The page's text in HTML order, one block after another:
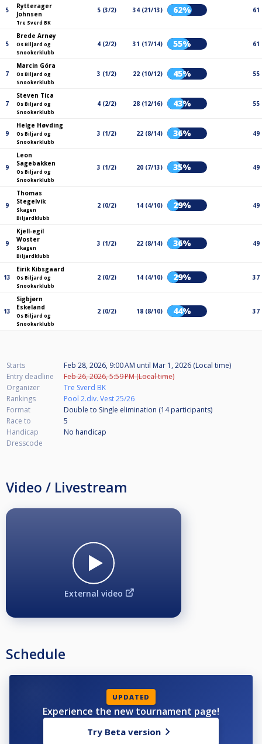
5
Rytterager
Johnsen
Tre Sverd BK
5 (3/2) 34 (21/13) 62% 61
5
Brede Arnøy
Os Biljard og
Snookerklubb
4 (2/2) 31 (17/14) 55% 61
7
Marcin Góra
Os Biljard og
Snookerklubb
3 (1/2) 22 (10/12) 45% 55
7
Steven Tica
Os Biljard og
Snookerklubb
4 (2/2) 28 (12/16) 43% 55
9
Helge Høvding
Os Biljard og
Snookerklubb
3 (1/2) 22 (8/14) 36% 49
9
Leon
Sagebakken
Os Biljard og
Snookerklubb
3 (1/2) 20 (7/13) 35% 49
9
Thomas
Stegelvik
Skagen
Biljardklubb
2 (0/2) 14 (4/10) 29% 49
9
Kjell-egil
Woster
Skagen
Biljardklubb
3 (1/2) 22 (8/14) 36% 49
13
Eirik Kibsgaard
Os Biljard og
Snookerklubb
2 (0/2) 14 (4/10) 29% 37
13
Sigbjørn
Eskeland
Os Biljard og
Snookerklubb
2 (0/2) 18 (8/10) 44% 37
Starts Feb 28, 2026, 9:00 AM until Mar 1, 2026 (Local time)
Entry deadline
Feb 26, 2026, 5:59 PM (Local time)
Organizer
Tre Sverd BK
Rankings
Pool 2.div. Vest 25/26
Format
Double to Single elimination (14participants)
Race to
5
Handicap
No handicap
Dresscode
Video / Livestream
External video
Schedule
UPDATED
Experience the new tournament page!
Try Beta version